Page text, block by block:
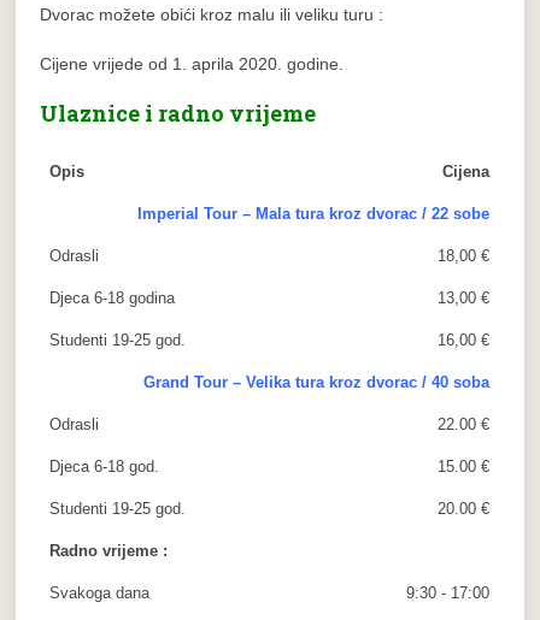
Dvorac možete obići kroz malu ili veliku turu :
Cijene vrijede od 1. aprila 2020. godine.
Ulaznice i radno vrijeme
Opis Cijena
Imperial Tour – Mala tura kroz dvorac / 22 sobe
Odrasli 18,00 €
Djeca 6-18 godina 13,00 €
Studenti 19-25 god. 16,00 €
Grand Tour – Velika tura kroz dvorac / 40 soba
Odrasli 22.00 €
Djeca 6-18 god. 15.00 €
Studenti 19-25 god. 20.00 €
Radno vrijeme :
Svakoga dana 9:30 - 17:00